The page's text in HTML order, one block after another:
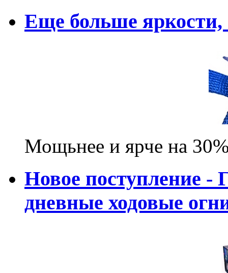
Еще больше
Мощьнее и ярче на
Новое поступление -
дневные ходовые